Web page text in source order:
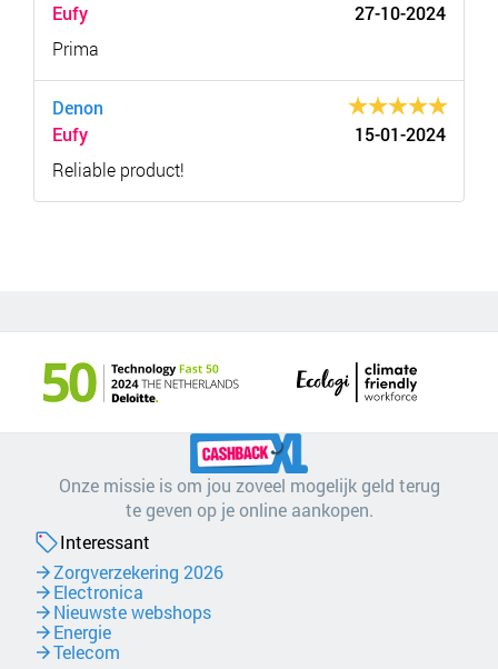
Eufy
27-10-2024
Prima
Denon
Eufy
15-01-2024
Reliable product!
Onze missie is om jou zoveel mogelijk geld terug
te geven op je online aankopen.
Interessant
Zorgverzekering 2026
Electronica
Nieuwste webshops
Energie
Telecom